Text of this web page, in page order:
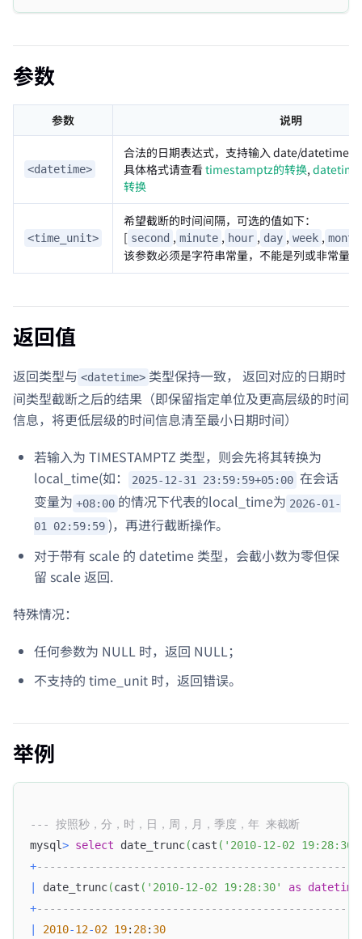
参数
参数 说明
<datetime>
合法的日期表达式，支持输入 date/datetime/
具体格式请查看 timestamptz的转换, datetime
转换
<time_unit>
希望截断的时间间隔，可选的值如下：
[ second , minute , hour , day , week , month
该参数必须是字符串常量，不能是列或非常量
返回值
返回类型与 <datetime> 类型保持一致， 返回对应的日期时
间类型截断之后的结果（即保留指定单位及更高层级的时间
信息，将更低层级的时间信息清至最小日期时间）
若输入为 TIMESTAMPTZ 类型，则会先将其转换为
local_time(如：
2025-12-31 23:59:59+05:00 在会话
变量为 +08:00 的情况下代表的local_time为 2026-01-
01 02:59:59 )，再进行截断操作。
对于带有 scale 的 datetime 类型，会截小数为零但保
留 scale 返回.
特殊情况：
任何参数为 NULL 时，返回 NULL；
不支持的 time_unit 时，返回错误。
举例
--- 按照秒，分，时，日，周，月，季度，年 来截断
mysql> select date_trunc(cast ( '2010-12-02 19:28:30'
+
date_trunc(cast ( '2010-12-02 19:28:30' as datetime
+
2010-12-02 19: 28: 30